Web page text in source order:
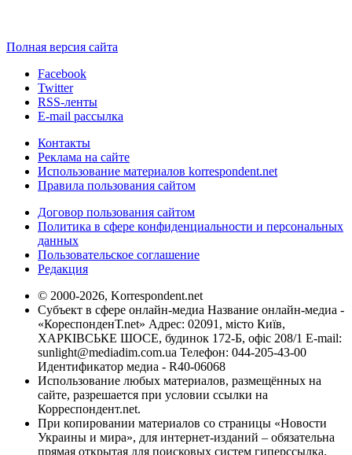
Полная версия сайта
Facebook
Twitter
RSS-ленты
E-mail рассылка
Контакты
Реклама на сайте
Использование материалов korrespondent.net
Правила пользования сайтом
Договор пользования сайтом
Политика в сфере конфиденциальности и персональных
данных
Пользовательское соглашение
Редакция
© 2000-2026, Korrespondent.net
Субъект в сфере онлайн-медиа Название онлайн-медиа -
«КореспонденТ.net» Адрес: 02091, місто Київ,
ХАРКІВСЬКЕ ШОСЕ, будинок 172-Б, офіс 208/1 E-mail:
sunlight@mediadim.com.ua Телефон: 044-205-43-00
Идентификатор медиа - R40-06068
Использование любых материалов, размещённых на
сайте, разрешается при условии ссылки на
Корреспондент.net.
При копировании материалов со страницы «Новости
Украины и мира», для интернет-изданий – обязательна
прямая открытая для поисковых систем гиперссылка.